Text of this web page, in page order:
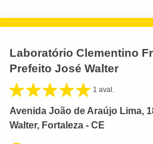
Laboratório Clementino
Prefeito José Walter
1 aval.
Avenida João de Araújo Lima,
Walter, Fortaleza - CE